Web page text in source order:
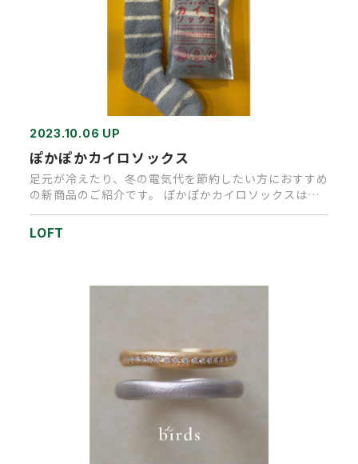
2023.10.06 UP
ぽかぽかカイロソックス
足元が冷えたり、冬の電気代を節約したい方におすすめ
の新商品のご紹介です。 ぽかぽかカイロソックスは履
LOFT